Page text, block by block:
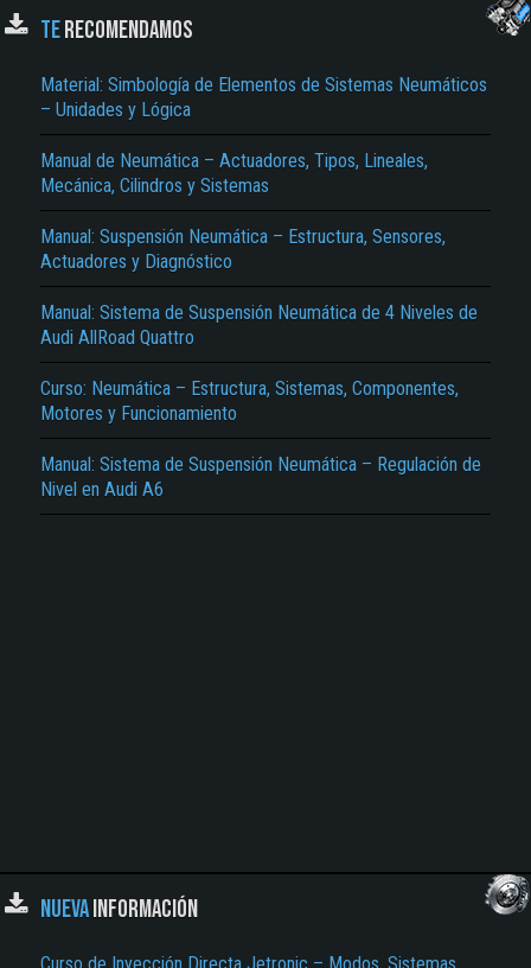
TERECOMENDAMOS
Material: Simbología de Elementos de Sistemas Neumáticos
– Unidades y Lógica
Manual de Neumática – Actuadores, Tipos, Lineales,
Mecánica, Cilindros y Sistemas
Manual: Suspensión Neumática – Estructura, Sensores,
Actuadores y Diagnóstico
Manual: Sistema de Suspensión Neumática de 4 Niveles de
Audi AllRoad Quattro
Curso: Neumática – Estructura, Sistemas, Componentes,
Motores y Funcionamiento
Manual: Sistema de Suspensión Neumática – Regulación de
Nivel en Audi A6
NUEVAINFORMACIÓN
Curso de Inyección Directa Jetronic – Modos, Sistemas,
El Título es incorrecto según el contenido.
No carga o no se visualiza el contenido.
Reportar otro tipo de error...